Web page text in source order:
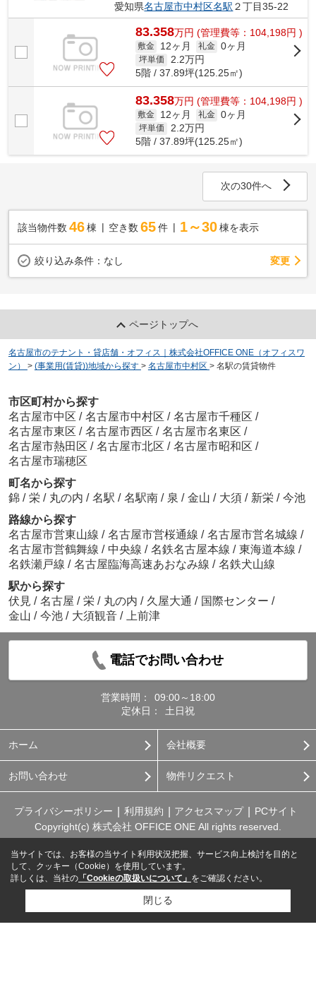
愛知県名古屋市中村区名駅 ２丁目35-22
83.358万円 (管理費等：104,198円 )
敷金 12ヶ月 礼金 0ヶ月
坪単価 2.2万円
5階 / 37.89坪(125.25㎡)
83.358万円 (管理費等：104,198円 )
敷金 12ヶ月 礼金 0ヶ月
坪単価 2.2万円
5階 / 37.89坪(125.25㎡)
次の30件へ
該当物件数 46棟 空き数 65 件 1～30 棟を表示
絞り込み条件： なし 変更
ページトップへ
名古屋市のテナント・貸店舗・オフィス｜株式会社OFFICE ONE（オフィスワ
ン）
> (事業用(賃貸))地域から探す > 名古屋市中村区 > 名駅の賃貸物件
市区町村から探す
名古屋市中区 / 名古屋市中村区 / 名古屋市千種区 /
名古屋市東区 / 名古屋市西区 / 名古屋市名東区 /
名古屋市熱田区 / 名古屋市北区 / 名古屋市昭和区 /
名古屋市瑞穂区
町名から探す
錦 / 栄 / 丸の内 / 名駅 / 名駅南 / 泉 / 金山 / 大須 / 新栄 / 今池
路線から探す
名古屋市営東山線 / 名古屋市営桜通線 / 名古屋市営名城線 /
名古屋市営鶴舞線 / 中央線 / 名鉄名古屋本線 / 東海道本線 /
名鉄瀬戸線 / 名古屋臨海高速あおなみ線 / 名鉄犬山線
駅から探す
伏見 / 名古屋 / 栄 / 丸の内 / 久屋大通 / 国際センター /
金山 / 今池 / 大須観音 / 上前津
電話でお問い合わせ
営業時間：
09:00～18:00
定休日：
土日祝
ホーム 会社概要
お問い合わせ 物件リクエスト
プライバシーポリシー 利用規約 アクセスマップ
PCサイト
Copyright(c) 株式会社 OFFICE ONE All rights reserved.
当サイトでは、お客様の当サイト利用状況把握、サービス向上検討を目的と
して、クッキー（Cookie）を使用しています。
詳しくは、当社の 「Cookieの取扱いについて」 をご確認ください。
閉じる